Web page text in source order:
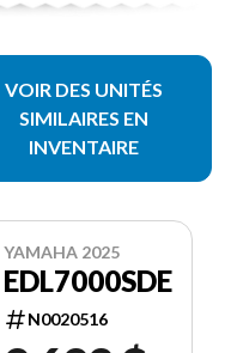
VOIR DES UNITÉS
SIMILAIRES EN
INVENTAIRE
YAMAHA 2025
EDL7000SDE
N0020516